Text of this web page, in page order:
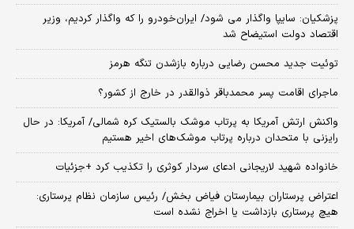
پزشکیان: سایپا واگذار می شود/ ایران‌خودرو را که واگذار کردیم، وزیر
اقتصاد دولت استیضاح شد
توئیت جدید محسن رضایی درباره بازشدن تنگه هرمز
ماجرای اقامت پسر محمدباقر ذوالقدر در خارج از کشور؟
واکنش ارتش آمریکا به پرتاب موشک بالستیک کره شمالی/ آمریکا: در حال
رایزنی با متحدان درباره پرتاب موشک‌های اخیر هستیم
خانواده شهید لاریجانی ادعای سردار کوثری را تکذیب کرد +جزئیات
اعتراض پرستاران بیمارستان فیاض بخش/ رئیس سازمان نظام پرستاری:
هیچ پرستاری بازداشت یا اخراج نشده است